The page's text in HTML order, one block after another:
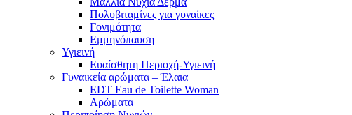
Πολυβιταμίνες για γυναίκες
Γονιμότητα
Εμμηνόπαυση
Υγιεινή
Ευαίσθητη Περιοχή-Υγιεινή
Γυναικεία αρώματα – Έλαια
EDT Eau de Toilette Woman
Αρώματα